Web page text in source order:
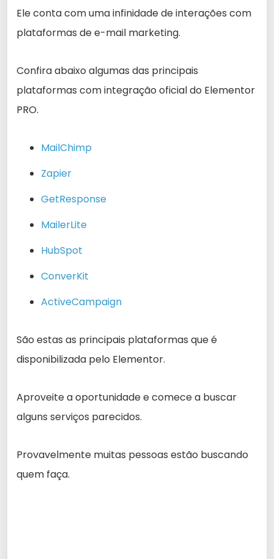
Ele conta com uma infinidade de interações com
plataformas de e-mail marketing.
Confira abaixo algumas das principais
plataformas com integração oficial do Elementor
PRO.
MailChimp
Zapier
GetResponse
MailerLite
HubSpot
ConverKit
ActiveCampaign
São estas as principais plataformas que é
disponibilizada pelo Elementor.
Aproveite a oportunidade e comece a buscar
alguns serviços parecidos.
Provavelmente muitas pessoas estão buscando
quem faça.